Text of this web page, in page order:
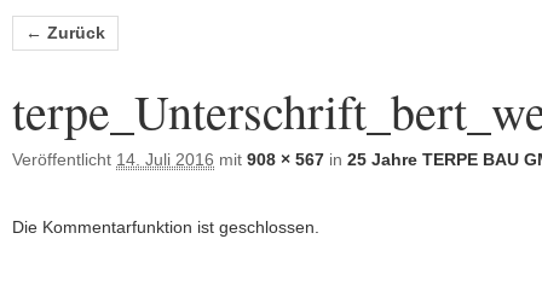
Bilder-Navigation
← Zurück
Veröffentlicht 14. Juli 2016 mit 908 × 567 in 25 Jahre TERPE BAU
Die Kommentarfunktion ist geschlossen.